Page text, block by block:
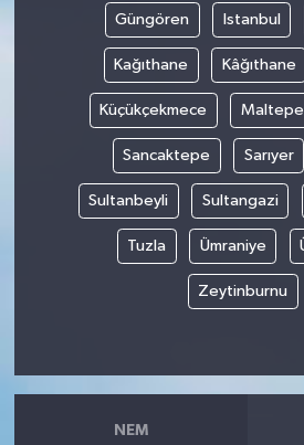
Güngören Istanbul
Kağıthane Kâğıthane
Küçükçekmece Maltepe
Sancaktepe Sarıyer
Sultanbeyli Sultangazi
Tuzla Ümraniye
Zeytinburnu
NEM